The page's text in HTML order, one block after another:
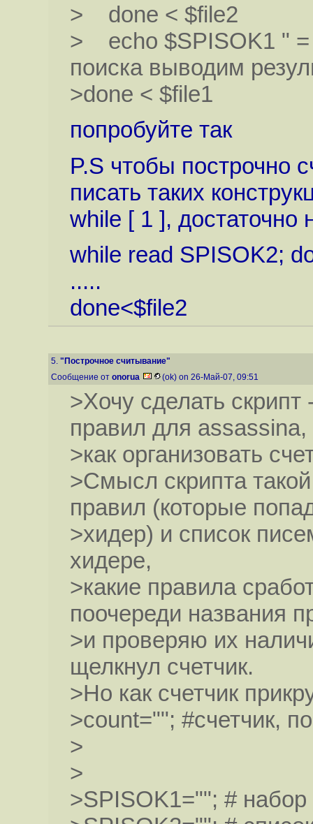
> done < $file2
> echo $SPISOK1 " =
поиска выводим
>done < $file1
попробуйте так
P.S чтобы построчно
писать таких
while [ 1 ], достаточно
while read SPISOK2;
.....
done<$file2
5. "Построчное считывание"
Сообщение от onorua (ok) on 26-Май-07, 09:51
>Хочу сделать
правил для
>как организовать
>Смысл скрипта
правил (которые
>хидер) и список
хидере,
>какие правила
поочереди названия
>и проверяю их
щелкнул счетчик.
>Но как счетчик
>count=""; #счетчик,
>
>
>SPISOK1=""; #